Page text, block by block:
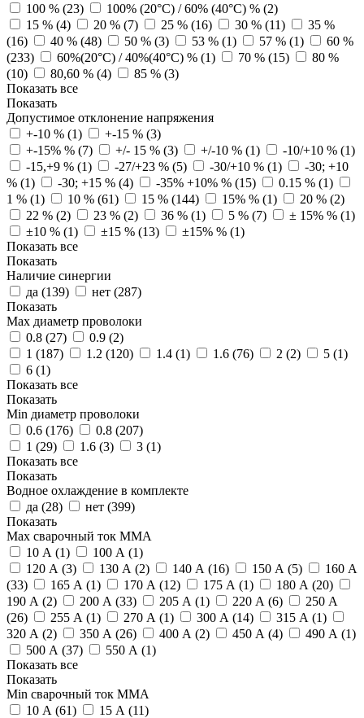
100 % (23) 100% (20°С) / 60% (40°С) % (2)
15 % (4) 20 % (7) 25 % (16) 30 % (11)
35 %
(16) 40 % (48) 50 % (3) 53 % (1) 57 % (1)
60 %
(233) 60%(20°С) / 40%(40°С) % (1) 70 % (15)
80 %
(10) 80,60 % (4) 85 % (3)
Показать все
Показать
Допустимое отклонение напряжения
+-10 % (1) +-15 % (3)
+-15% % (7) +/- 15 % (3) +/-10 % (1) -10/+10 % (1)
-15,+9 % (1) -27/+23 % (5) -30/+10 % (1)
-30; +10
% (1) -30; +15 % (4) -35% +10% % (15) 0.15 % (1)
1 % (1) 10 % (61) 15 % (144) 15% % (1) 20 % (2)
22 % (2) 23 % (2) 36 % (1) 5 % (7) ± 15% % (1)
±10 % (1) ±15 % (13) ±15% % (1)
Показать все
Показать
Наличие синергии
да (139) нет (287)
Показать
Max диаметр проволоки
0.8 (27) 0.9 (2)
1 (187) 1.2 (120) 1.4 (1) 1.6 (76) 2 (2) 5 (1)
6 (1)
Показать все
Показать
Min диаметр проволоки
0.6 (176) 0.8 (207)
1 (29) 1.6 (3) 3 (1)
Показать все
Показать
Водное охлаждение в комплекте
да (28) нет (399)
Показать
Max сварочный ток ММА
10 А (1) 100 А (1)
120 А (3) 130 А (2) 140 А (16) 150 А (5)
160 А
(33) 165 А (1) 170 А (12) 175 А (1) 180 А (20)
190 А (2) 200 А (33) 205 А (1) 220 А (6)
250 А
(26) 255 А (1) 270 А (1) 300 А (14) 315 А (1)
320 А (2) 350 А (26) 400 А (2) 450 А (4) 490 А (1)
500 А (37) 550 А (1)
Показать все
Показать
Min сварочный ток ММА
10 А (61) 15 А (11)